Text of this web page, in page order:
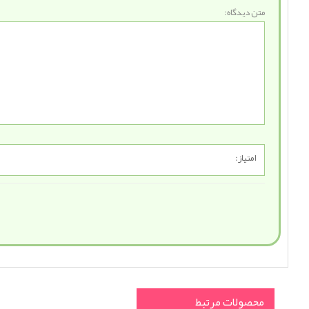
متن دیدگاه:
امتیاز:
محصولات مرتبط